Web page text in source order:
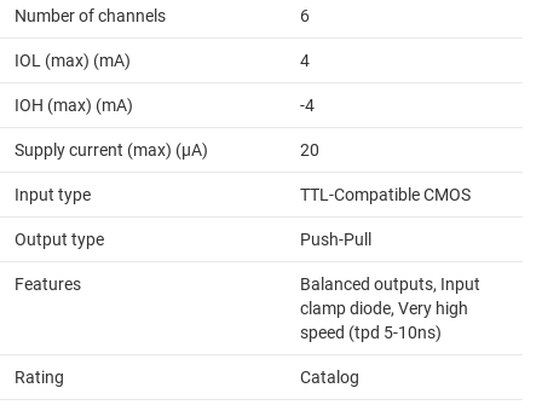
Number of channels 6
IOL (max) (mA) 4
IOH (max) (mA) -4
Supply current (max) (µA) 20
Input type TTL-Compatible CMOS
Output type Push-Pull
Features
Balanced outputs, Input
clamp diode, Very high
speed (tpd 5-10ns)
Rating Catalog